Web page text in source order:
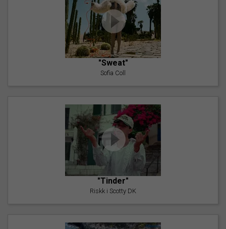
"Sweat"
Sofia Coll
"Tinder"
Riskk i Scotty DK